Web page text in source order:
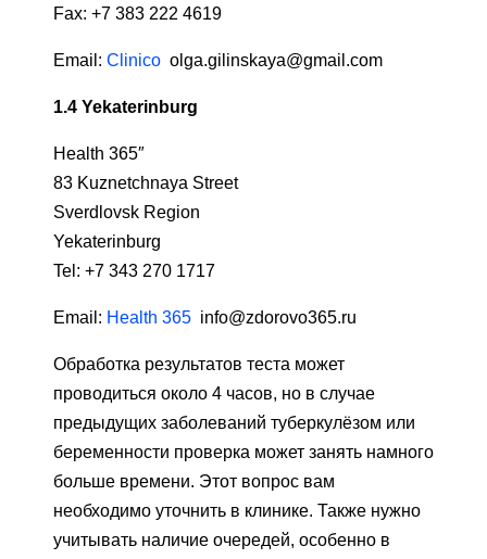
Fax: +7 383 222 4619
Email: Clinico olga.gilinskaya@gmail.com
1.4 Yekaterinburg
Health 365″
83 Kuznetchnaya Street
Sverdlovsk Region
Yekaterinburg
Tel: +7 343 270 1717
Email: Health 365 info@zdorovo365.ru
Обработка результатов теста может
проводиться около 4 часов, но в случае
предыдущих заболеваний туберкулёзом или
беременности проверка может занять намного
больше времени. Этот вопрос вам
необходимо уточнить в клинике. Также нужно
учитывать наличие очередей, особенно в